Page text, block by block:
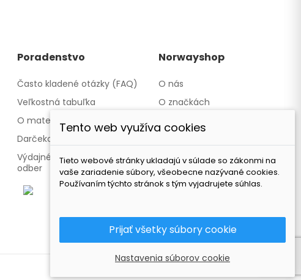
Poradenstvo
Často kladené otázky (FAQ)
Veľkostná tabuľka
O materiáloch
Darčekové poukazy
Výdajné miesto - Osobný
odber
Norwayshop
O nás
O značkách
Kontakty a obchody
Naša značka TATLAND
Tento web využíva cookies
Tieto webové stránky ukladajú v súlade so zákonmi na
vaše zariadenie súbory, všeobecne nazývané cookies.
Používaním týchto stránok s tým vyjadrujete súhlas.
Prijať všetky súbory cookie
Nastavenia súborov cookie